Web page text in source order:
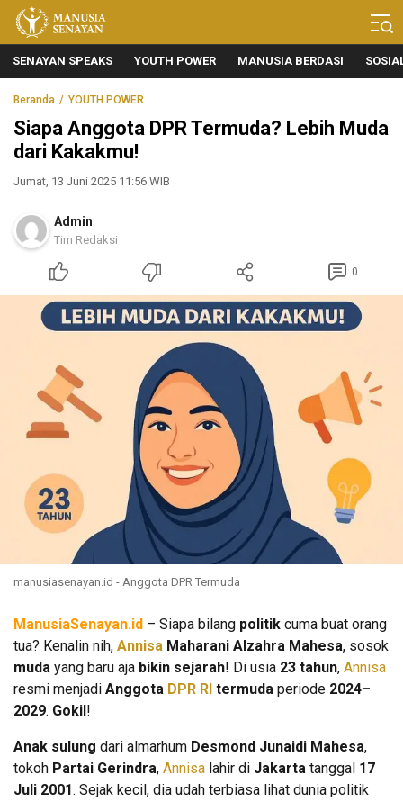
Manusia Senayan
Manusia Bicara, Senayan Bersuara
SENAYAN SPEAKS YOUTH POWER MANUSIA BERDASI
Beranda YOUTH POWER
Siapa Anggota DPR Termuda? Lebih Muda
dari Kakakmu!
Jumat, 13 Juni 2025 11:56 WIB
Admin
Tim Redaksi
0
manusiasenayan.id - Anggota DPR Termuda
ManusiaSenayan.id – Siapa bilang politik cuma buat orang
tua? Kenalin nih, Annisa Maharani Alzahra Mahesa, sosok
muda yang baru aja bikin sejarah! Di usia 23 tahun, Annisa
resmi menjadi Anggota DPR RI termuda periode 2024–
2029. Gokil!
Anak sulung dari almarhum Desmond Junaidi Mahesa,
tokoh Partai Gerindra, Annisa lahir di Jakarta tanggal 17
Juli 2001. Sejak kecil, dia udah terbiasa lihat dunia politik